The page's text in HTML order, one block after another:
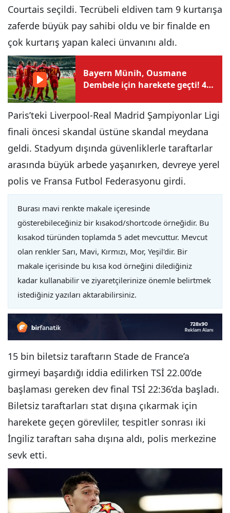
Courtais seçildi. Tecrübeli eldiven tam 9 kurtarışa
zaferde büyük pay sahibi oldu ve bir finalde en
çok kurtarış yapan kaleci ünvanını aldı.
Bayern Münih, Ousmane
Dembele için harekete geçti! 4
Paris’teki Liverpool-Real Madrid Şampiyonlar Ligi
finali öncesi skandal üstüne skandal meydana
geldi. Stadyum dışında güvenliklerle taraftarlar
arasında büyük arbede yaşanırken, devreye yerel
polis ve Fransa Futbol Federasyonu girdi.
Burası mavi renkte makale içeresinde
gösterebileceğiniz bir kısakod/shortcode örneğidir. Bu
kısakod türünden toplamda 5 adet mevcuttur. Mevcut
olan renkler Sarı, Mavi, Kırmızı, Mor, Yeşil'dir. Bir
makale içerisinde bu kısa kod örneğini dilediğiniz
kadar kullanabilir ve ziyaretçilerinize önemle belirtmek
istediğiniz yazıları aktarabilirsiniz.
15 bin biletsiz taraftarın Stade de France’a
girmeyi başardığı iddia edilirken TSİ 22.00’de
başlaması gereken dev final TSİ 22:36’da başladı.
Biletsiz taraftarları stat dışına çıkarmak için
harekete geçen görevliler, tespitler sonrası iki
İngiliz taraftarı saha dışına aldı, polis merkezine
sevk etti.